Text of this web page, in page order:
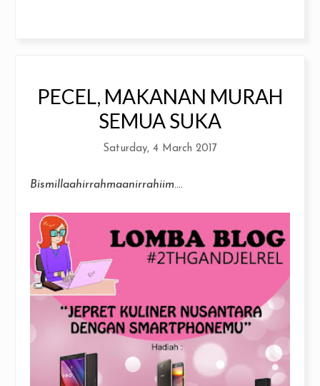
PECEL, MAKANAN MURAH
SEMUA SUKA
Saturday, 4 March 2017
Bismillaahirrahmaanirrahiim....